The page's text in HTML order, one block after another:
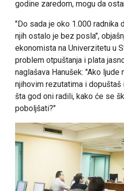
godine zaredom, mogu da
"Do sada je oko 1.000 radnika
njih ostalo je bez posla",
ekonomista na Univerzitetu u
problem otpuštanja i plata
naglašava Hanušek: "Ako ljude
njihovim rezutatima i dopuštaš
šta god oni radili, kako će se
poboljšati?"